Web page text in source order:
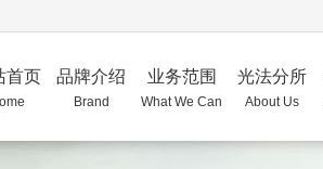
首页 品牌介绍
Brand
业务范围
What We Can
光法分所
About Us